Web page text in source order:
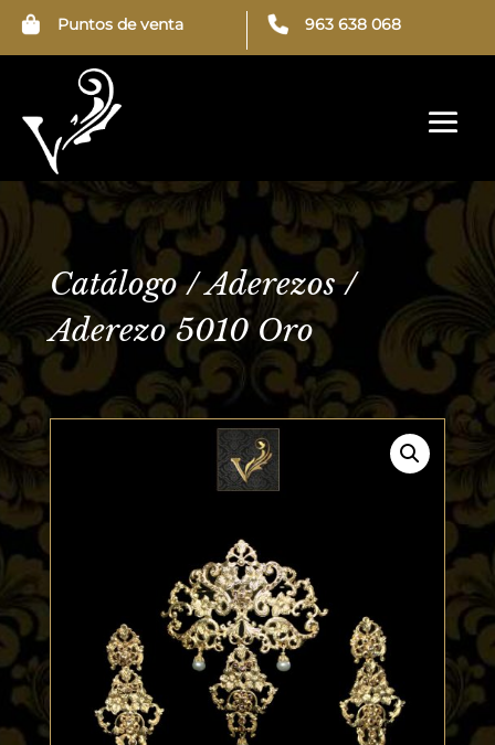
Puntos de venta 963 638 068
← Aderezo 5009 Oro Aderezo 5011 →
Catálogo/Aderezos/
Aderezo 5010 Oro